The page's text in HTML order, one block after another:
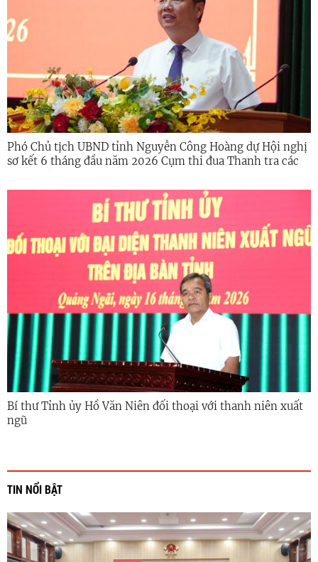
Phó Chủ tịch UBND tỉnh Nguyễn Công Hoàng dự Hội nghị
sơ kết 6 tháng đầu năm 2026 Cụm thi đua Thanh tra các
Bí thư Tỉnh ủy Hồ Văn Niên đối thoại với thanh niên xuất
ngũ
TIN NỔI BẬT